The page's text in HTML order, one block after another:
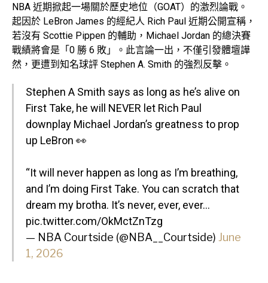
NBA 近期掀起一場關於歷史地位（GOAT）的激烈論戰。
起因於 LeBron James 的經紀人 Rich Paul 近期公開宣稱，
若沒有 Scottie Pippen 的輔助，Michael Jordan 的總決賽
戰績將會是「0 勝 6 敗」。此言論一出，不僅引發體壇譁
然，更遭到知名球評 Stephen A. Smith 的強烈反擊。
Stephen A Smith says as long as he’s alive on
First Take, he will NEVER let Rich Paul
downplay Michael Jordan’s greatness to prop
up LeBron 👀
“It will never happen as long as I’m breathing,
and I’m doing First Take. You can scratch that
dream my brotha. It’s never, ever, ever…
pic.twitter.com/OkMctZnTzg
— NBA Courtside (@NBA__Courtside) June
1, 2026